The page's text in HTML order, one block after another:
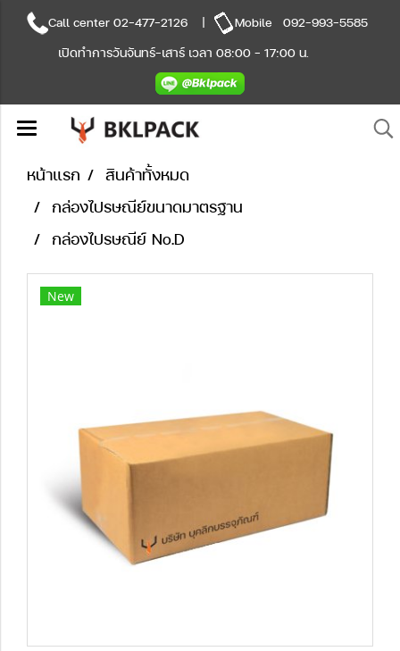
Call center 02-477-2126 | Mobile 092-993-5585
เปิดทำการวันจันทร์-เสาร์ เวลา 08:00 - 17:00 น.
หน้าแรก
สินค้าทั้งหมด
กล่องไปรษณีย์ขนาดมาตรฐาน
กล่องไปรษณีย์ No.D
New